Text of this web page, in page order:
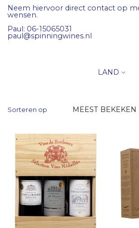
Neem hiervoor direct contact op
wensen.
Paul: 06-15065031
paul@spinningwines.nl
LAND
Sorteren op MEEST BEKEKEN